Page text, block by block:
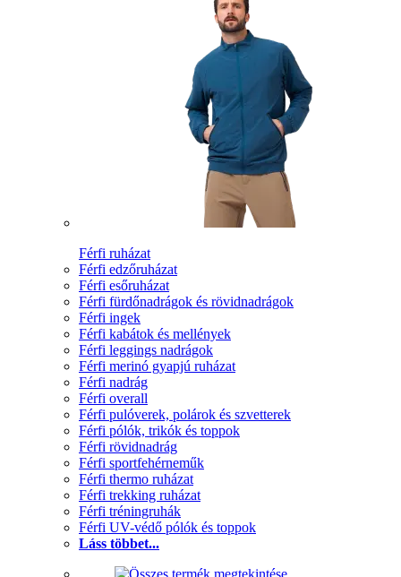
Férfi ruházat
Férfi edzőruházat
Férfi esőruházat
Férfi fürdőnadrágok és rövidnadrágok
Férfi ingek
Férfi kabátok és mellények
Férfi leggings nadrágok
Férfi merinó gyapjú ruházat
Férfi nadrág
Férfi overall
Férfi pulóverek, polárok és szvetterek
Férfi pólók, trikók és toppok
Férfi rövidnadrág
Férfi sportfehérneműk
Férfi thermo ruházat
Férfi trekking ruházat
Férfi tréningruhák
Férfi UV-védő pólók és toppok
Láss többet...